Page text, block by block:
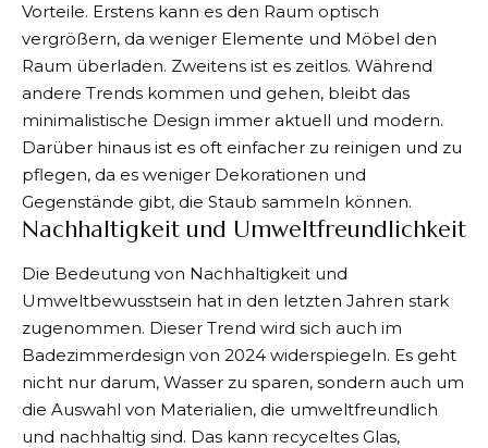
Vorteile. Erstens kann es den Raum optisch
vergrößern, da weniger Elemente und Möbel den
Raum überladen. Zweitens ist es zeitlos. Während
andere Trends kommen und gehen, bleibt das
minimalistische Design immer aktuell und modern.
Darüber hinaus ist es oft einfacher zu reinigen und zu
pflegen, da es weniger Dekorationen und
Gegenstände gibt, die Staub sammeln können.
Nachhaltigkeit und Umweltfreundlichkeit
Die Bedeutung von Nachhaltigkeit und
Umweltbewusstsein hat in den letzten Jahren stark
zugenommen. Dieser Trend wird sich auch im
Badezimmerdesign von 2024 widerspiegeln. Es geht
nicht nur darum, Wasser zu sparen, sondern auch um
die Auswahl von Materialien, die umweltfreundlich
und nachhaltig sind. Das kann recyceltes Glas,